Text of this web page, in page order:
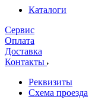
Каталоги
Сервис
Оплата
Доставка
Контакты
Реквизиты
Схема проезда